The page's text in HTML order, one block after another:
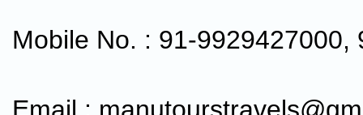
Mobile No. : 91-9929427000,